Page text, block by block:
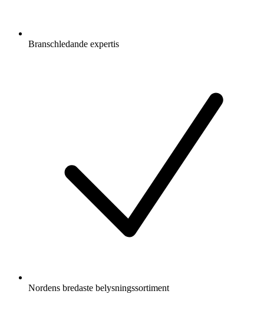
Branschledande expertis
Nordens bredaste belysningssortiment